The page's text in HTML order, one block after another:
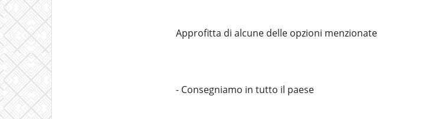
Approfitta di alcune delle opzioni menzionate
- Consegniamo in tutto il paese